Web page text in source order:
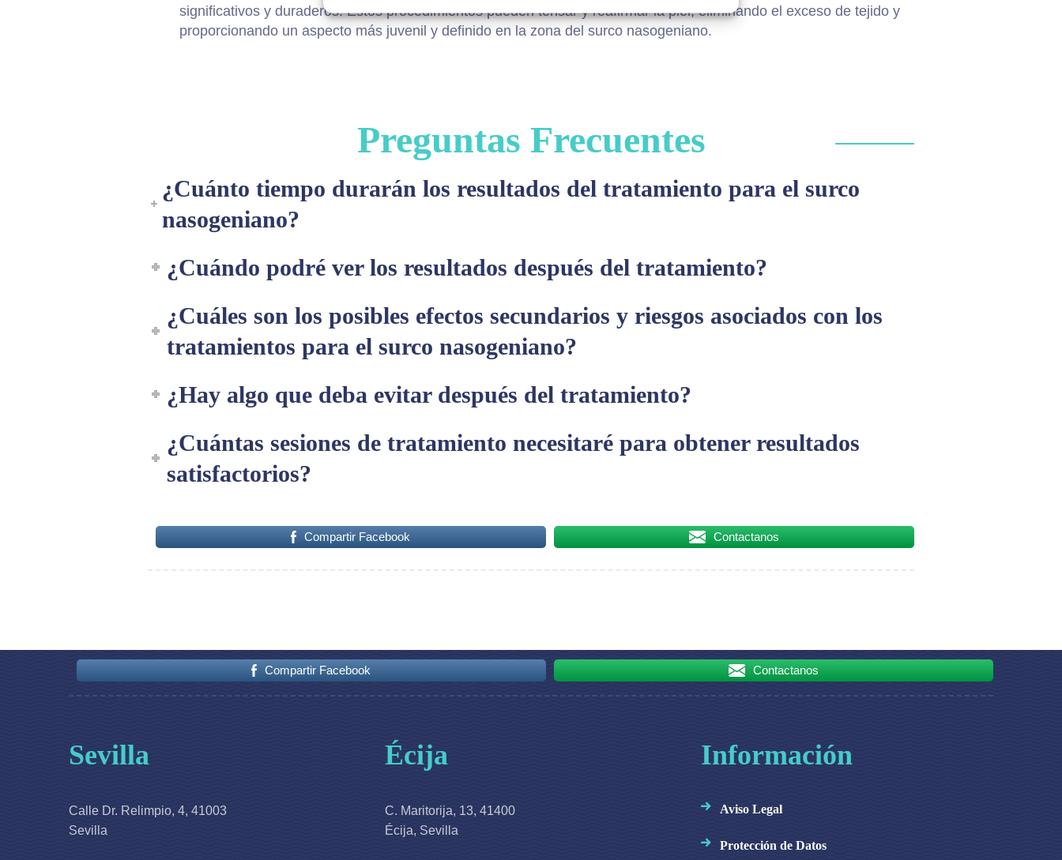
significativos y duraderos. Estos procedimientos pueden tensar y reafirmar la piel, eliminando el exceso de tejido y
proporcionando un aspecto más juvenil y definido en la zona del surco nasogeniano.
Preguntas Frecuentes
¿Cuánto tiempo durarán los resultados del tratamiento para el surco
nasogeniano?
¿Cuándo podré ver los resultados después del tratamiento?
¿Cuáles son los posibles efectos secundarios y riesgos asociados con los
tratamientos para el surco nasogeniano?
¿Hay algo que deba evitar después del tratamiento?
¿Cuántas sesiones de tratamiento necesitaré para obtener resultados
satisfactorios?
Compartir Facebook Contactanos
Compartir Facebook Contactanos
Sevilla
Calle Dr. Relimpio, 4, 41003
Sevilla
Écija
C. Maritorija, 13, 41400
Écija, Sevilla
Información
Aviso Legal
Protección de Datos